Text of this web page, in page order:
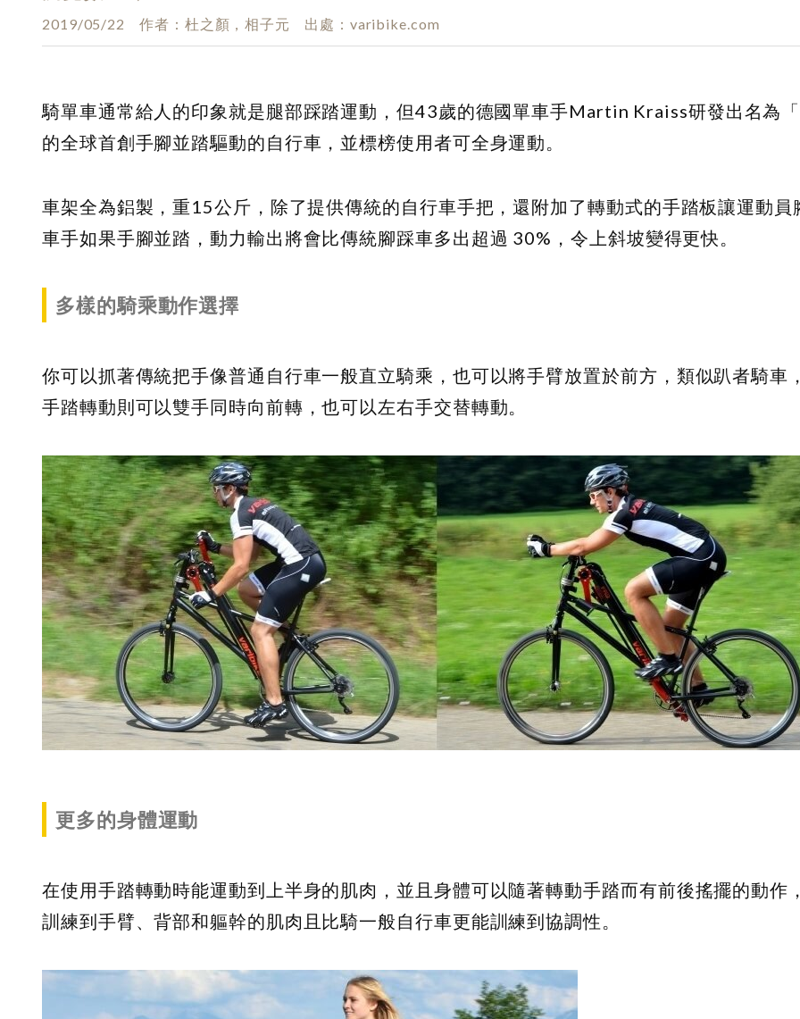
2019/05/22 作者 杜之顏，相子元 出處 varibike.com
騎單車通常給人的印象就是腿部踩踏運動，但43歲的德國單車手Martin Kraiss研發出名為
的全球首創手腳並踏驅動的自行車，並標榜使用者可全身運動。
車架全為鋁製，重15公斤，除了提供傳統的自行車手把，還附加了轉動式的手踏板讓運動員
車手如果手腳並踏，動力輸出將會比傳統腳踩車多出超過 30%，令上斜坡變得更快。
多樣的騎乘動作選擇
你可以抓著傳統把手像普通自行車一般直立騎乘，也可以將手臂放置於前方，類似趴者騎車
手踏轉動則可以雙手同時向前轉，也可以左右手交替轉動。
更多的身體運動
在使用手踏轉動時能運動到上半身的肌肉，並且身體可以隨著轉動手踏而有前後搖擺的動作
訓練到手臂、背部和軀幹的肌肉且比騎一般自行車更能訓練到協調性。